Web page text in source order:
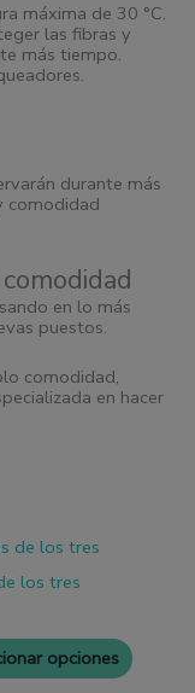
máxima de 30 °C.
las fibras y
más tiempo.
durante más
comodidad
en lo más
puestos.
comodidad,
en hacer
los tres
opciones Las